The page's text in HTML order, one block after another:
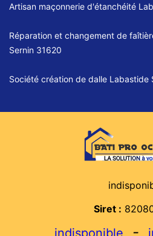
Artisan maçonnerie d'étanchéité
Réparation et changement de
Sernin 31620
Société création de dalle Labastide
Siret :
indisponible -